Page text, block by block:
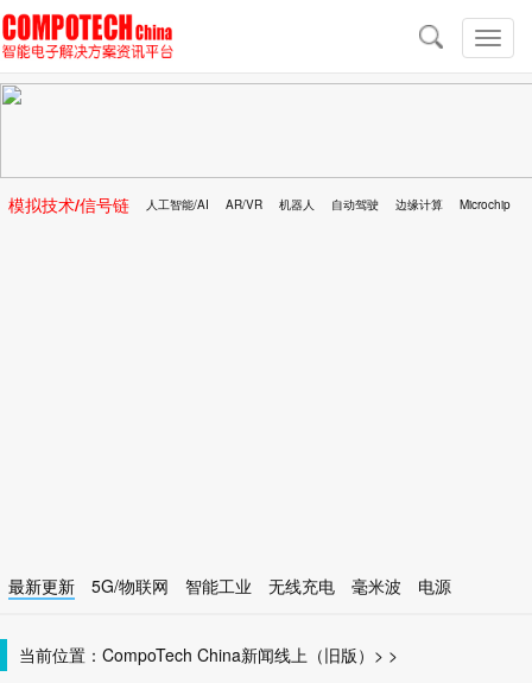
切
换
导
导
航
模拟技术/信号链 人工智能/AI AR/VR 机器人 自动驾驶 边缘计算 Microchip
最新更新 5G/物联网 智能工业 无线充电 毫米波
电源
当前位置： CompoTech China >
新闻线上（旧版） >